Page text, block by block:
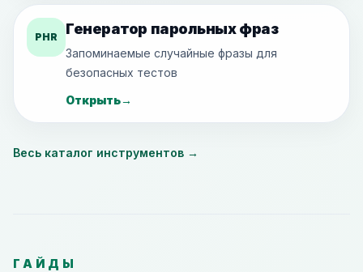
PHR Генератор парольных фраз
Запоминаемые случайные фразы для
безопасных тестов
Открыть→
Весь каталог инструментов →
ГАЙДЫ